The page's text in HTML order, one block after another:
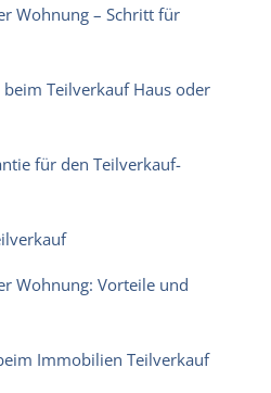
Wohnung – Schritt für
Teilverkauf Haus oder
für den Teilverkauf-
Wohnung: Vorteile und
Immobilien Teilverkauf